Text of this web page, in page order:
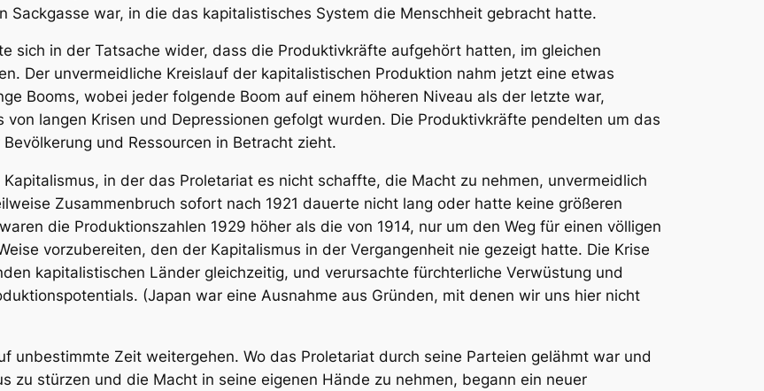
Sackgasse war, in die das kapitalistisches System die Menschheit gebracht hatte.
sich in der Tatsache wider, dass die Produktivkräfte aufgehört hatten, im gleichen
Der unvermeidliche Kreislauf der kapitalistischen Produktion nahm jetzt eine etwas
Booms, wobei jeder folgende Boom auf einem höheren Niveau als der letzte war,
langen Krisen und Depressionen gefolgt wurden. Die Produktivkräfte pendelten um das
und Ressourcen in Betracht zieht.
in der das Proletariat es nicht schaffte, die Macht zu nehmen, unvermeidlich
Zusammenbruch sofort nach 1921 dauerte nicht lang oder hatte keine größeren
die Produktionszahlen 1929 höher als die von 1914, nur um den Weg für einen völligen
vorzubereiten, den der Kapitalismus in der Vergangenheit nie gezeigt hatte. Die Krise
kapitalistischen Länder gleichzeitig, und verursachte fürchterliche Verwüstung und
(Japan war eine Ausnahme aus Gründen, mit denen wir uns hier nicht
unbestimmte Zeit weitergehen. Wo das Proletariat durch seine Parteien gelähmt war und
zu stürzen und die Macht in seine eigenen Hände zu nehmen, begann ein neuer